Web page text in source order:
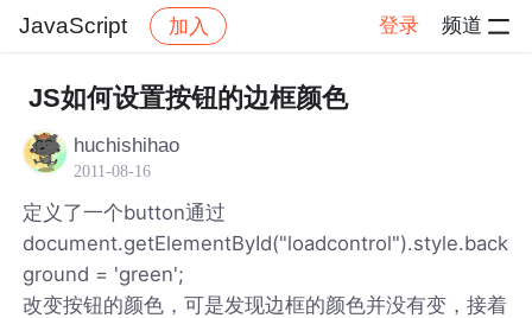
JavaScript 加入 登录 频道
社区 JavaScript 帖子详情
JS如何设置按钮的边框颜色
huchishihao
2011-08-16
定义了一个button通过
document.getElementById("loadcontrol").style.back
ground = 'green';
改变按钮的颜色，可是发现边框的颜色并没有变，接着